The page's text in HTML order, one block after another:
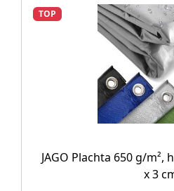
TOP
JAGO Plachta 650 g/m²,
x 3